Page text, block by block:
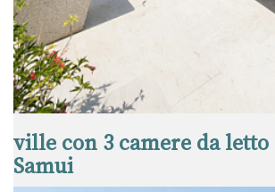
ville con 3 camere da letto
Samui